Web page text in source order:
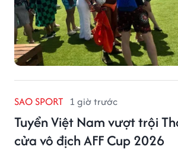
SAO SPORT 1 giờ trước
Tuyển Việt Nam vượt trội
cửa vô địch AFF Cup 2026